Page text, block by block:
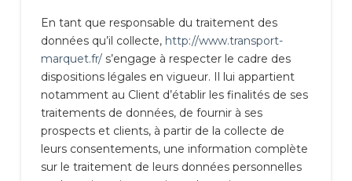
En tant que responsable du traitement des
données qu’il collecte, http://www.transport-
marquet.fr/s’engage à respecter le cadre des
dispositions légales en vigueur. Il lui appartient
notamment au Client d’établir les finalités de ses
traitements de données, de fournir à ses
prospects et clients, à partir de la collecte de
leurs consentements, une information complète
sur le traitement de leurs données personnelles